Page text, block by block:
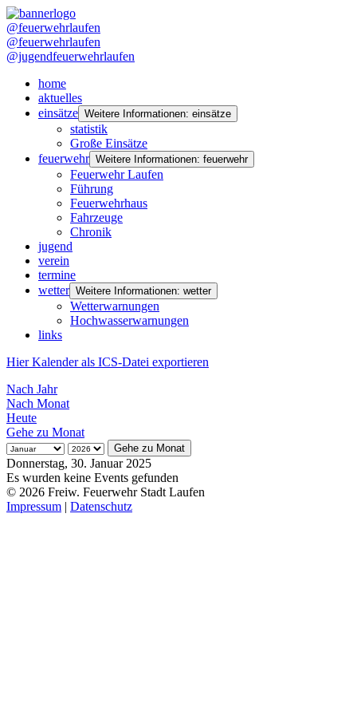
@feuerwehrlaufen
@feuerwehrlaufen
@jugendfeuerwehrlaufen
home
aktuelles
einsätze Weitere Informationen: einsätze
statistik
Große Einsätze
feuerwehr Weitere Informationen: feuerwehr
Feuerwehr Laufen
Führung
Feuerwehrhaus
Fahrzeuge
Chronik
jugend
verein
termine
wetter Weitere Informationen: wetter
Wetterwarnungen
Hochwasserwarnungen
links
Hier Kalender als ICS-Datei exportieren
Nach Jahr
Nach Monat
Heute
Gehe zu Monat
Gehe zu Monat
Donnerstag, 30. Januar 2025
Es wurden keine Events gefunden
© 2026 Freiw. Feuerwehr Stadt Laufen
Impressum | Datenschutz